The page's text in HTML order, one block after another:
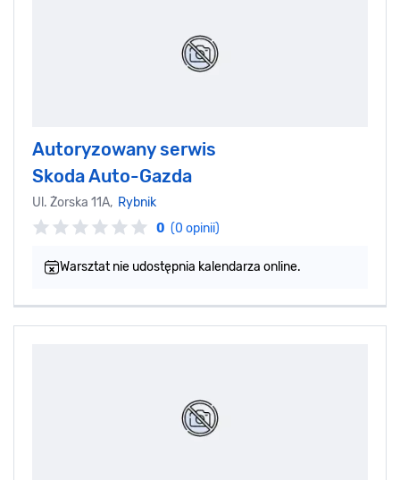
Autoryzowany serwis
Skoda Auto-Gazda
Ul. Żorska 11A, Rybnik
0 (0 opinii)
Warsztat nie udostępnia kalendarza online.